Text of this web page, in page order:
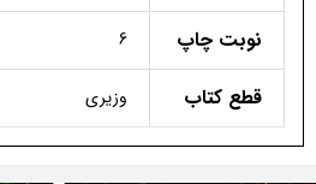
نوبت چاپ 6
قطع کتاب وزیری